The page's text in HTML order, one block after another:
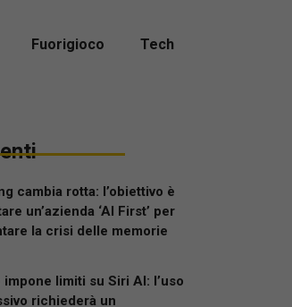
Fuorigioco Tech
cambia rotta: l’obiettivo è
un’azienda ‘AI First’ per
la crisi delle memorie
limiti su Siri AI: l’uso
richiederà un